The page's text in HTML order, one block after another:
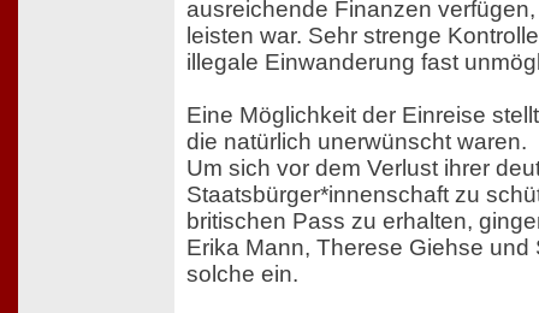
ausreichende Finanzen
leisten war. Sehr strenge
illegale Einwanderung fast
Eine Möglichkeit der Einreise
die natürlich unerwünscht waren.
Um sich vor dem Verlust ihrer
Staatsbürger*innenschaft zu
britischen Pass zu erhalten,
Erika Mann, Therese Giehse und
solche ein.